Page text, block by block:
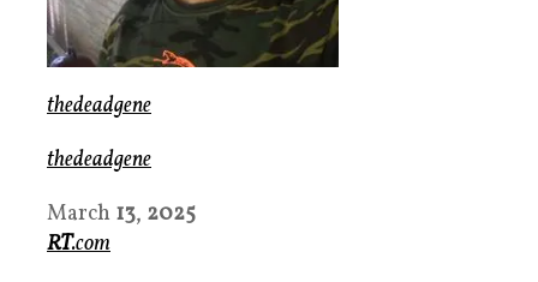
thedeadgene
thedeadgene
March 13, 2025
RT.com